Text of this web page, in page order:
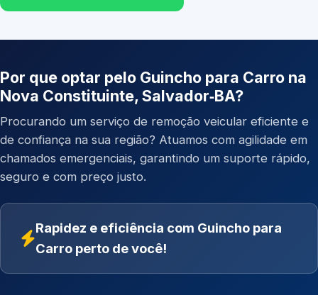
Por que optar pelo Guincho para Carro na
Nova Constituinte, Salvador‑BA?
Procurando um serviço de remoção veicular eficiente e
de confiança na sua região? Atuamos com agilidade em
chamados emergenciais, garantindo um suporte rápido,
seguro e com preço justo.
Rapidez e eficiência com Guincho para
Carro perto de você!